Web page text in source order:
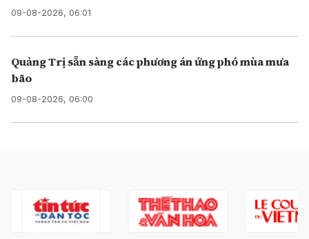
09-08-2026, 06:01
Quảng Trị sẵn sàng các phương án ứng phó mùa mưa
bão
09-08-2026, 06:00